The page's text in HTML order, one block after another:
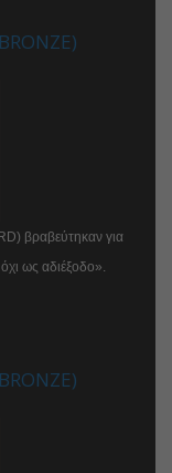
βραβεύτηκαν για
ως αδιέξοδο».